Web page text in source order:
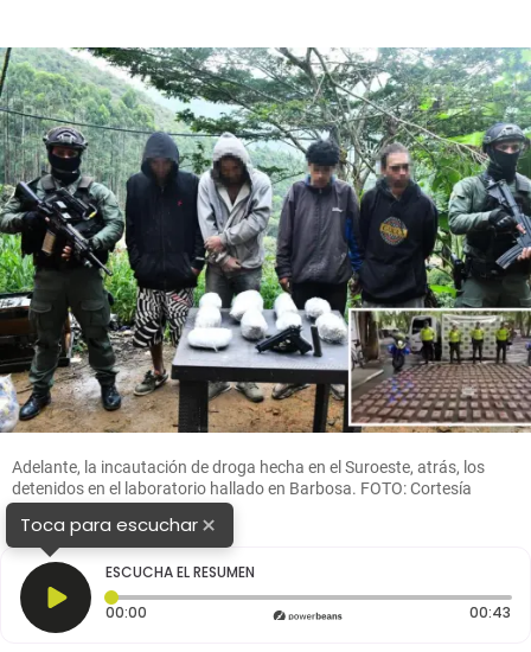
Adelante, la incautación de droga hecha en el Suroeste, atrás, los
detenidos en el laboratorio hallado en Barbosa. FOTO: Cortesía
Toca para escuchar×
ESCUCHA EL RESUMEN
00:00 Tiempo transcurrido: 0 segundos 00:43